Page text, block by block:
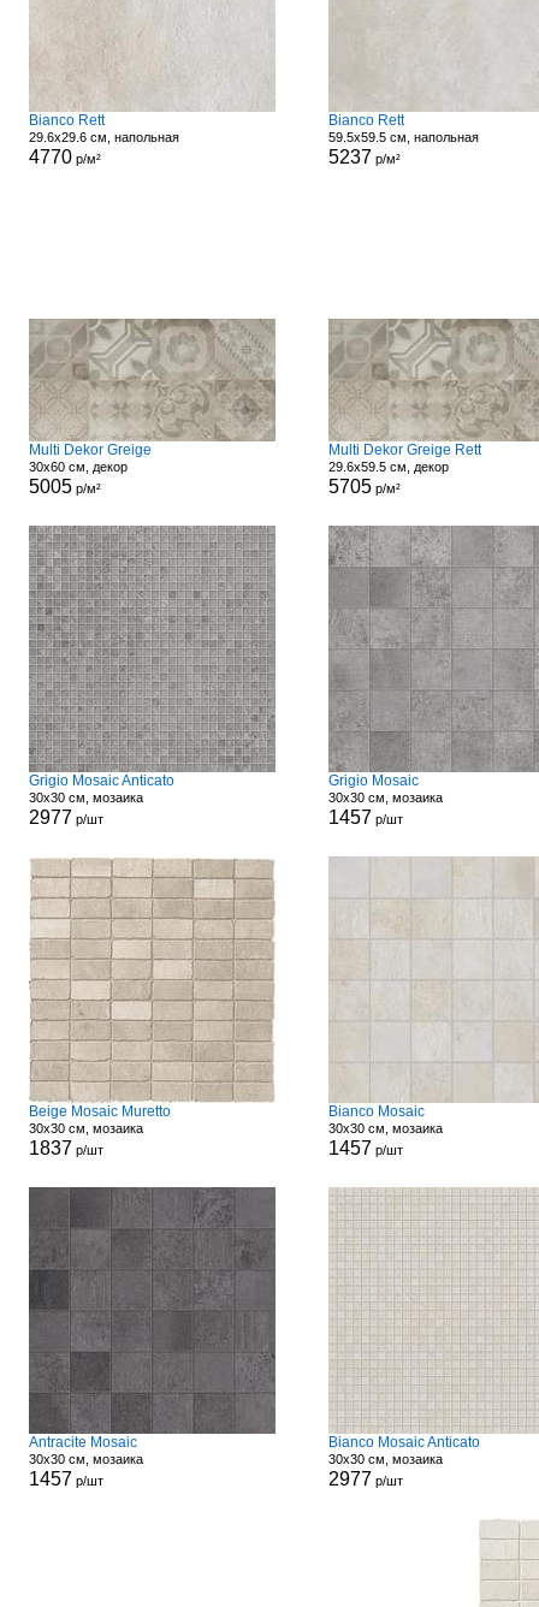
Bianco Rett
29.6x29.6 см, напольная
4770р/м²
Bianco Rett
59.5x59.5 см, напольная
5237 р/м²
Multi Dekor Greige
30x60 см, декор
5005р/м²
Multi Dekor Greige Rett
29.6x59.5 см, декор
5705р/м²
Grigio Mosaic Anticato
30x30 см, мозаика
2977 р/шт
Grigio Mosaic
30x30 см, мозаика
1457 р/шт
Beige Mosaic Muretto
30x30 см, мозаика
1837 р/шт
Bianco Mosaic
30x30 см, мозаика
1457 р/шт
Antracite Mosaic
30x30 см, мозаика
1457 р/шт
Bianco Mosaic Anticato
30x30 см, мозаика
2977 р/шт